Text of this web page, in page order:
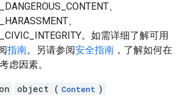
、
、
。如需详细了解可用
指南。另请参阅安全指南 ，了解如何在
虑因素。
object ( Content )